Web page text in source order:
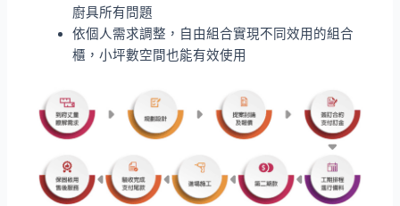
廚具所有問題
依個人需求調整，自由組合實現不同效用的組合
櫃，小坪數空間也能有效使用